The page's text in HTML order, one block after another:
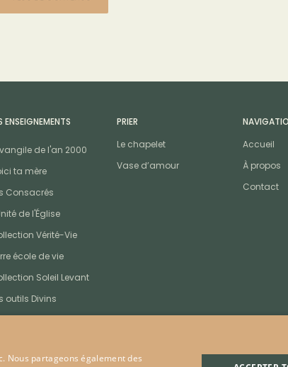
ENSEIGNEMENTS
de l'an 2000
ta mère
Consacrés
de l'Église
Vérité-Vie
école de vie
Soleil Levant
outils Divins
PRIER
Le chapelet
Vase d’amour
Accueil
À propos
Contact
Nous partageons également des